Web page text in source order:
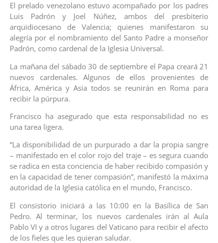
El prelado venezolano estuvo acompañado por los padres
Luis Padrón y Joel Núñez, ambos del presbiterio
arquidiocesano de Valencia; quienes manifestaron su
alegría por el nombramiento del Santo Padre a monseñor
Padrón, como cardenal de la Iglesia Universal.
La mañana del sábado 30 de septiembre el Papa creará 21
nuevos cardenales. Algunos de ellos provenientes de
África, América y Asia todos se reunirán en Roma para
recibir la púrpura.
Francisco ha asegurado que esta responsabilidad no es
una tarea ligera.
“La disponibilidad de un purpurado a dar la propia sangre
– manifestado en el color rojo del traje – es segura cuando
se radica en esta conciencia de haber recibido compasión y
en la capacidad de tener compasión”, manifestó la máxima
autoridad de la Iglesia católica en el mundo, Francisco.
El consistorio iniciará a las 10:00 en la Basílica de San
Pedro. Al terminar, los nuevos cardenales irán al Aula
Pablo VI y a otros lugares del Vaticano para recibir el afecto
de los fieles que les quieran saludar.